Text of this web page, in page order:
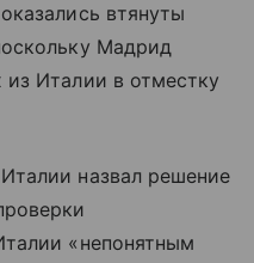
втянуты
Мадрид
Италии в отместку
назвал решение
«непонятным